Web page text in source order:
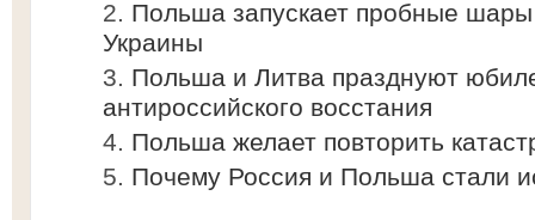
Польша запускает пробные
Украины
Польша и Литва празднуют
антироссийского восстания
Польша желает повторить
Почему Россия и Польша стали